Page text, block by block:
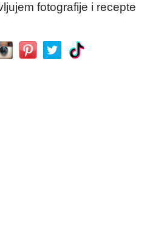
fotografije i recepte